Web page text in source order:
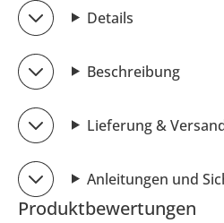
Details
Beschreibung
Lieferung &
Anleitungen und
Produktbewertungen